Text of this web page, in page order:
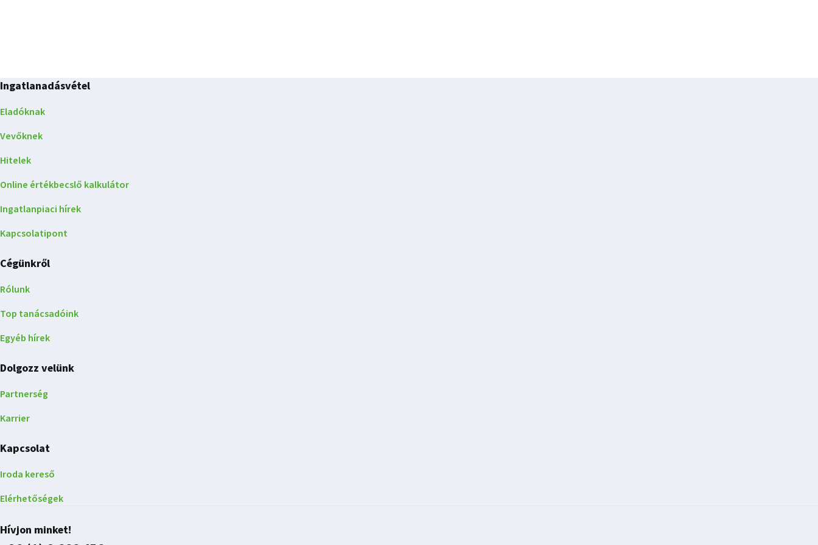
Ingatlanadásvétel
Eladóknak
Vevőknek
Hitelek
Online értékbecslő kalkulátor
Ingatlanpiaci hírek
Kapcsolatipont
Cégünkről
Rólunk
Top tanácsadóink
Egyéb hírek
Dolgozz velünk
Partnerség
Karrier
Kapcsolat
Iroda kereső
Elérhetőségek
Hívjon minket!